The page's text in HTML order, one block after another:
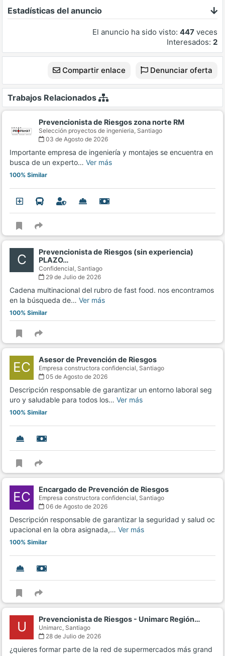
Estadísticas del anuncio
El anuncio ha sido visto: 447 veces
Interesados: 2
Compartir enlace Denunciar oferta
Trabajos Relacionados
Prevencionista de Riesgos zona norte RM
Selección proyectos de ingenieria, Santiago
03 de Agosto de 2026
Importante empresa de ingeniería y montajes se encuentra en
busca de un experto… Ver más
100% Similar
C
Prevencionista de Riesgos (sin experiencia)
PLAZO…
Confidencial, Santiago
29 de Julio de 2026
Cadena multinacional del rubro de fast food. nos encontramos
en la búsqueda de… Ver más
100% Similar
EC Asesor de Prevención de Riesgos
Empresa constructora confidencial, Santiago
05 de Agosto de 2026
Descripción responsable de garantizar un entorno laboral seg
uro y saludable para todos los… Ver más
100% Similar
EC Encargado de Prevención de Riesgos
Empresa constructora confidencial, Santiago
06 de Agosto de 2026
Descripción responsable de garantizar la seguridad y salud oc
upacional en la obra asignada,… Ver más
100% Similar
U Prevencionista de Riesgos - Unimarc Región…
Unimarc, Santiago
28 de Julio de 2026
¿quieres formar parte de la red de supermercados más grand